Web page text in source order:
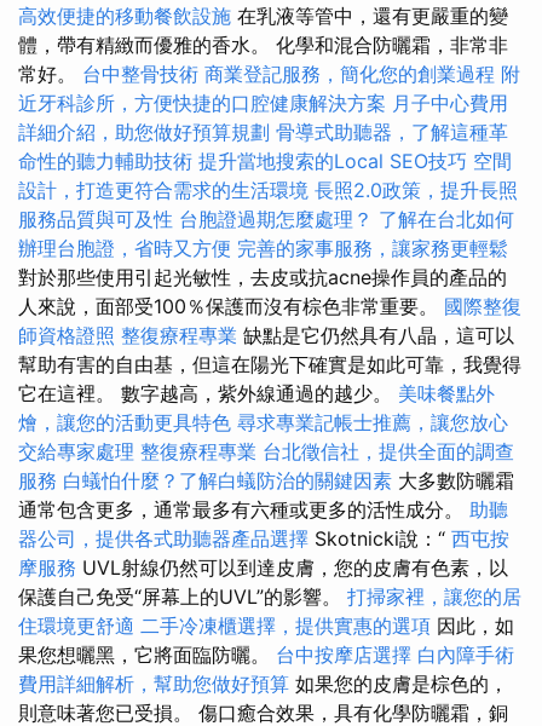
高效便捷的移動餐飲設施 在乳液等管中，還有更嚴重的變
體，帶有精緻而優雅的香水。 化學和混合防曬霜，非常非
常好。 台中整骨技術 商業登記服務，簡化您的創業過程 附
近牙科診所，方便快捷的口腔健康解決方案 月子中心費用
詳細介紹，助您做好預算規劃 骨導式助聽器，了解這種革
命性的聽力輔助技術 提升當地搜索的Local SEO技巧 空間
設計，打造更符合需求的生活環境 長照2.0政策，提升長照
服務品質與可及性 台胞證過期怎麼處理？ 了解在台北如何
辦理台胞證，省時又方便 完善的家事服務，讓家務更輕鬆
對於那些使用引起光敏性，去皮或抗acne操作員的產品的
人來說，面部受100％保護而沒有棕色非常重要。 國際整復
師資格證照 整復療程專業 缺點是它仍然具有八晶，這可以
幫助有害的自由基，但這在陽光下確實是如此可靠，我覺得
它在這裡。 數字越高，紫外線通過的越少。 美味餐點外
燴，讓您的活動更具特色 尋求專業記帳士推薦，讓您放心
交給專家處理 整復療程專業 台北徵信社，提供全面的調查
服務 白蟻怕什麼？了解白蟻防治的關鍵因素 大多數防曬霜
通常包含更多，通常最多有六種或更多的活性成分。 助聽
器公司，提供各式助聽器產品選擇 Skotnicki說：“ 西屯按
摩服務 UVL射線仍然可以到達皮膚，您的皮膚有色素，以
保護自己免受“屏幕上的UVL”的影響。 打掃家裡，讓您的居
住環境更舒適 二手冷凍櫃選擇，提供實惠的選項 因此，如
果您想曬黑，它將面臨防曬。 台中按摩店選擇 白內障手術
費用詳細解析，幫助您做好預算 如果您的皮膚是棕色的，
則意味著您已受損。 傷口癒合效果，具有化學防曬霜，銅